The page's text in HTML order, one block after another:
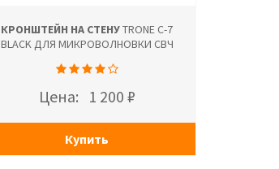
КРОНШТЕЙН НА СТЕНУTRONE С-7
BLACK ДЛЯ МИКРОВОЛНОВКИ СВЧ
Цена: 1 200 ₽
Купить